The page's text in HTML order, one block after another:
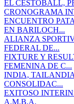
EL CESTOBALL,
CRONOGRAMA
ENCUENTRO
EN BARILOCH...
ALIANZA
FEDERAL DE...
FIXTURE Y
FEMENINA DE C...
INDIA,
CONSOLIDAC...
EXITOSO
A.M.B.A.